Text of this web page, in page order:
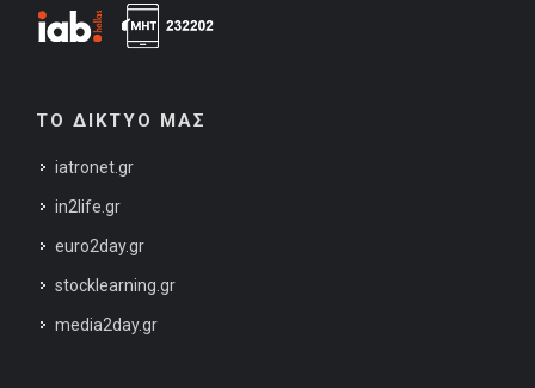
ΤΟ ΔΙΚΤΥΟ ΜΑΣ
iatronet.gr
in2life.gr
euro2day.gr
stocklearning.gr
media2day.gr